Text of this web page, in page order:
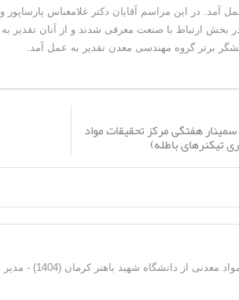
آمد. در این مراسم آقایان دکتر غلامعباس
بخش ارتباط با صنعت معرفی شدند و از آنان تقدیر
برتر گروه مهندسی معدن تقدیر به عمل آمد.
هفتگی مرکز تحقیقات مواد
تیکنرهای باطله)
دکترای فرآوری